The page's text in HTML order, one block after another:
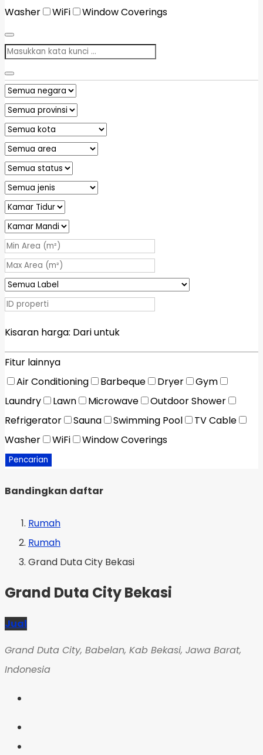
Washer
WiFi Window Coverings
Kisaran harga: Dariuntuk
Fitur lainnya
Air Conditioning
Barbeque Dryer
Gym
Laundry
Lawn Microwave
Outdoor Shower
Refrigerator
Sauna Swimming Pool
TV Cable
Washer
WiFi Window Coverings
Pencarian
Bandingkan daftar
Rumah
Rumah
Grand Duta City Bekasi
Grand Duta City Bekasi
Jual
Grand Duta City, Babelan, Kab Bekasi, Jawa Barat,
Indonesia